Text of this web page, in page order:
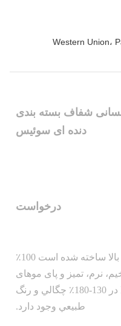
4*4 موهای انسانی شفاف بسته بندی
دنده ای سوئیس
درخواست
1بندش موهای انسانی ما با کیفیت بالا ساخته شده است 100٪
نرم، تمیز و پای موهای
سالم استاين بسته بندي ديس HD در 130-180٪ چگالي و رنگ
طبيعي وجود دارد.